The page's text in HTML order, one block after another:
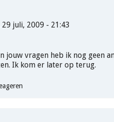
29 juli, 2009 - 21:43
jouw vragen heb ik nog geen
Ik kom er later op terug.